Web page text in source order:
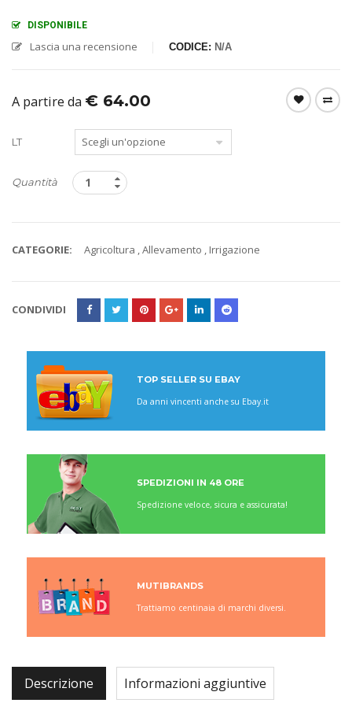
DISPONIBILE
Lascia una recensione CODICE: N/A
A partire da € 64.00
LT
Quantità
CATEGORIE: Agricoltura ,Allevamento , Irrigazione
CONDIVIDI
TOP SELLER SU EBAY
Da anni vincenti anche su Ebay.it
SPEDIZIONI IN 48 ORE
Spedizione veloce, sicura e assicurata!
MUTIBRANDS
Trattiamo centinaia di marchi diversi.
Descrizione Informazioni aggiuntive